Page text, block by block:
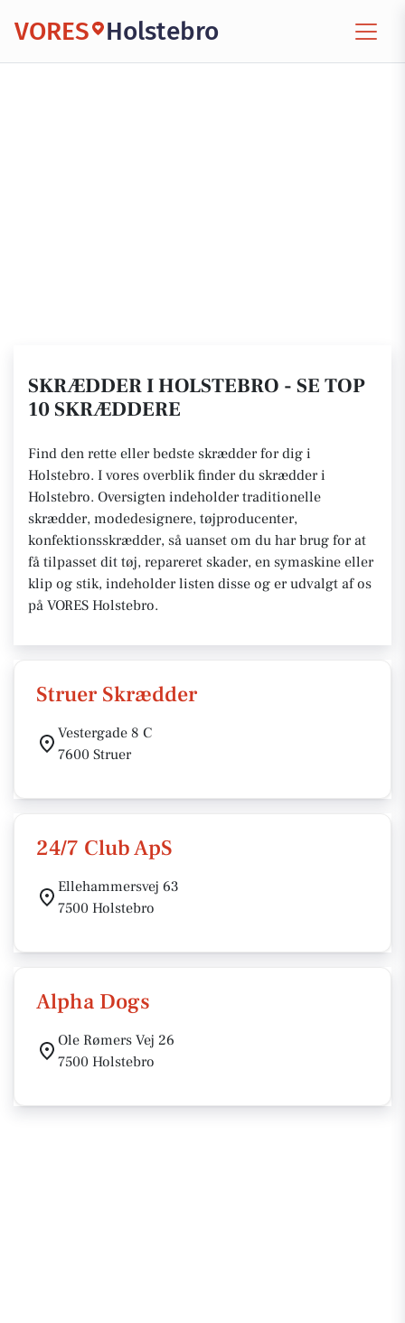
VORES Holstebro
SKRÆDDER I HOLSTEBRO - SE TOP
10 SKRÆDDERE
Find den rette eller bedste skrædder for dig i
Holstebro. I vores overblik finder du skrædder i
Holstebro. Oversigten indeholder traditionelle
skrædder, modedesignere, tøjproducenter,
konfektionsskrædder, så uanset om du har brug for at
få tilpasset dit tøj, repareret skader, en symaskine eller
klip og stik, indeholder listen disse og er udvalgt af os
på VORES Holstebro.
Struer Skrædder
Vestergade 8 C
7600 Struer
24/7 Club ApS
Ellehammersvej 63
7500 Holstebro
Alpha Dogs
Ole Rømers Vej 26
7500 Holstebro